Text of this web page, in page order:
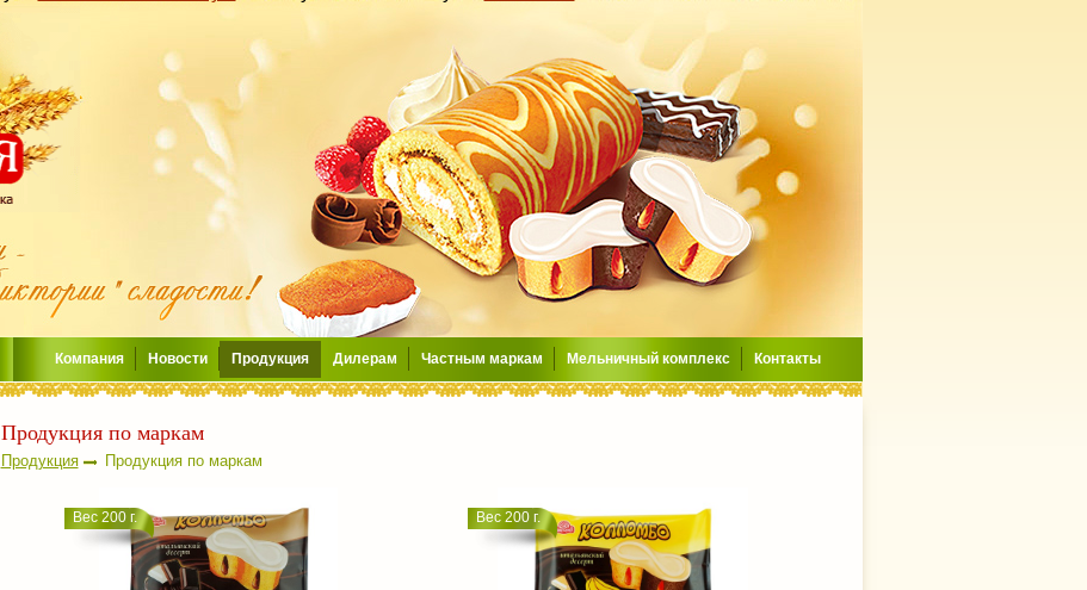
Компания Новости Продукция Дилерам Частным маркам Мельничный комплекс Контакты
Продукция по маркам
Продукция Продукция по маркам
Вес 200 г. Вес 200 г.